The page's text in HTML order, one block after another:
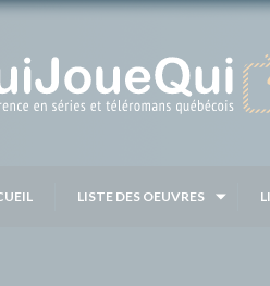
LISTE DES OEUVRES